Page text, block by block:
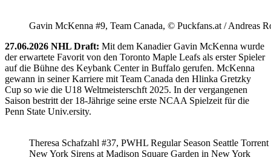
Gavin McKenna #9, Team Canada, © Puckfans.at / Andreas
27.06.2026 NHL Draft: Mit dem Kanadier Gavin McKenna wurde
der erwartete Favorit von den Toronto Maple Leafs als erster Spieler
auf die Bühne des Keybank Center in Buffalo gerufen. McKenna
gewann in seiner Karriere mit Team Canada den Hlinka Gretzky
Cup so wie die U18 Weltmeisterschft 2025. In der vergangenen
Saison bestritt der 18-Jährige seine erste NCAA Spielzeit für die
Penn State Univ.ersity.
Theresa Schafzahl #37, PWHL Regular Season Seattle Torrent
New York Sirens at Madison Square Garden in New York